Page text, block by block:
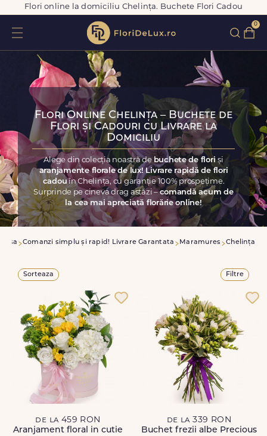
Flori online la domiciliu Chelința. Buchete Flori Cadou
0
Flori Online Chelința – Buchete de
Flori și Cadouri cu Livrare la
Domiciliu
Alege din colecția noastră de buchete de floriși
aranjamente florale de lux! Livrare rapidă de flori
cadouîn Chelința, cu garanție 100% prospețime.
Surprinde pe cineva drag astăzi –comandă acum de
la cea mai apreciată florărie online!
Comanzi simplu și rapid! Livrare Garantata Maramures Chelința
Sorteaza Filtre
de la 459 RON
Aranjament floral in cutie
de la 339 RON
Buchet frezii albe Precious